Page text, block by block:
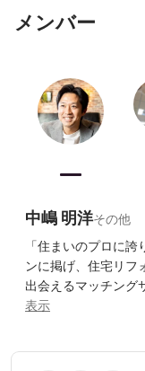
して、1人1人に用
振り返りミーティ
メンバー
中嶋 明洋その他
「住まいのプロに
ンに掲げ、住宅リフ
出会えるマッチング
表示